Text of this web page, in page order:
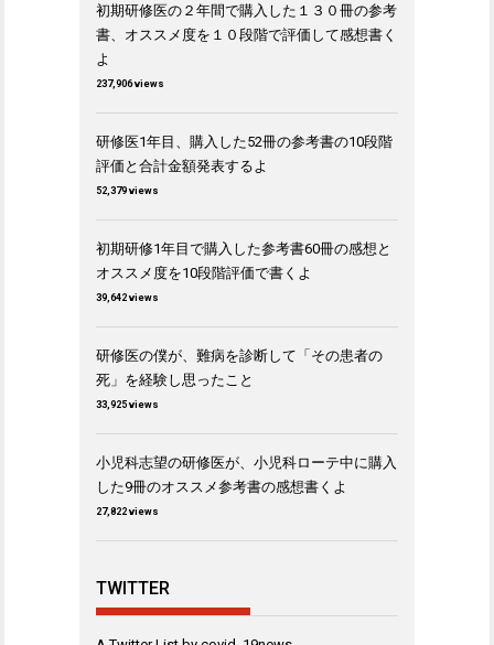
初期研修医の２年間で購入した１３０冊の参考
書、オススメ度を１０段階で評価して感想書く
よ
237,906 views
研修医1年目、購入した52冊の参考書の10段階
評価と合計金額発表するよ
52,379 views
初期研修1年目で購入した参考書60冊の感想と
オススメ度を10段階評価で書くよ
39,642 views
研修医の僕が、難病を診断して「その患者の
死」を経験し思ったこと
33,925 views
小児科志望の研修医が、小児科ローテ中に購入
した9冊のオススメ参考書の感想書くよ
27,822 views
TWITTER